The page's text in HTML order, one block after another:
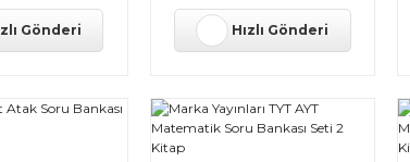
Gönderi Hızlı Gönderi